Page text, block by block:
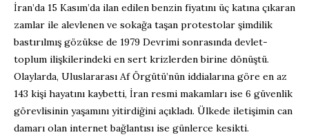
İran’da 15 Kasım’da ilan edilen benzin fiyatını üç katına çıkaran
zamlar ile alevlenen ve sokağa taşan protestolar şimdilik
bastırılmış gözükse de 1979 Devrimi sonrasında devlet-
toplum ilişkilerindeki en sert krizlerden birine dönüştü.
Olaylarda, Uluslararası Af Örgütü’nün iddialarına göre en az
143 kişi hayatını kaybetti, İran resmi makamları ise 6 güvenlik
görevlisinin yaşamını yitirdiğini açıkladı. Ülkede iletişimin can
damarı olan internet bağlantısı ise günlerce kesikti.